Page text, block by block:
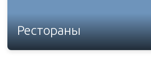
Рестораны